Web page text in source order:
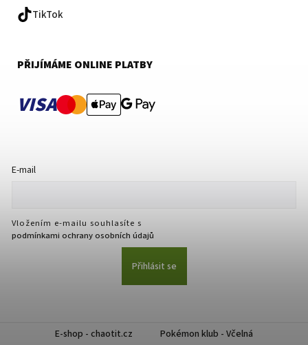
TikTok
PŘIJÍMÁME ONLINE PLATBY
VISA
E-mail
Vložením e-mailu souhlasíte s
podmínkami ochrany osobních údajů
Přihlásit se
E-shop - chaotit.cz Pokémon klub - Včelná